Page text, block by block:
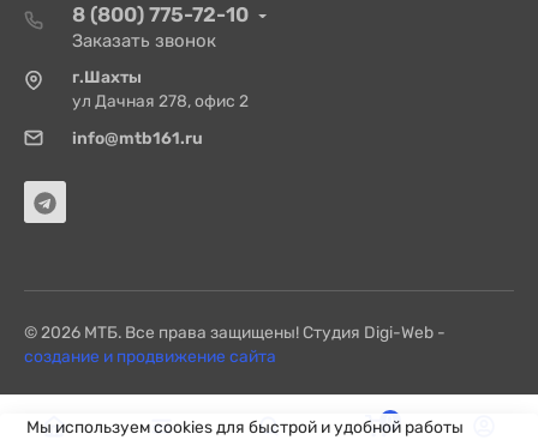
8 (800) 775-72-10
Заказать звонок
г.Шахты
ул Дачная 278, офис 2
info@mtb161.ru
© 2026 МТБ. Все права защищены! Студия Digi-Web -
создание и продвижение сайта
Мы используем cookies для быстрой и удобной работы
0